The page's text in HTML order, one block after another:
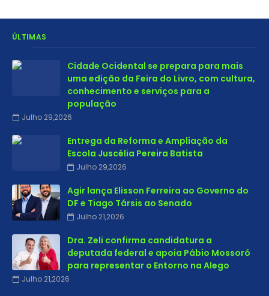
ÚLTIMAS
Cidade Ocidental se prepara para mais
uma edição da Feira do Livro, com cultura,
conhecimento e serviços para a
população
Julho 29,2026
Entrega da Reforma e Ampliação da
Escola Juscélia Pereira Batista
Julho 29,2026
Agir lança Elisson Ferreira ao Governo do
DF e Tiago Társis ao Senado
Julho 21,2026
Dra. Zeli confirma candidatura a
deputada federal e apoia Pábio Mossoró
para representar o Entorno na Alego
Julho 21,2026